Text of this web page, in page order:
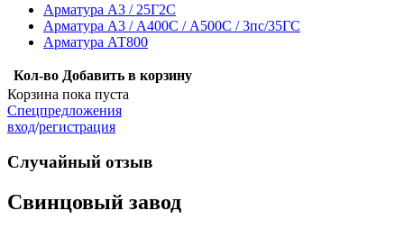
Арматура А3 / 25Г2С
Арматура А3 / А400С / А500С / 3пс/35ГС
Арматура АТ800
Кол-во Добавить в корзину
Корзина пока пуста
Спецпредложения
вход/регистрация
Случайный отзыв
Свинцовый завод